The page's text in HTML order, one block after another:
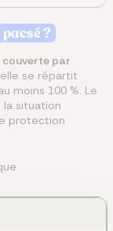
?
par
se répartit
moins 100 %. Le
la situation
protection